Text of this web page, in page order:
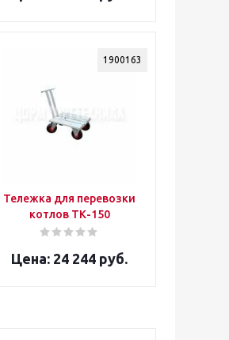
1900163
Тележка для перевозки
котлов ТК-150
24 244 руб.